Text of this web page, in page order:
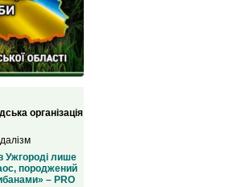
організація
Ужгороді лише
породжений
– PRO